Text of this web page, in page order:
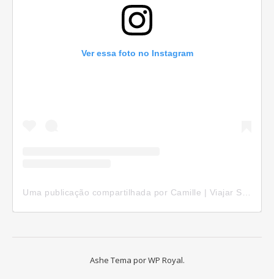
Ver essa foto no Instagram
Ashe Tema porWP Royal.